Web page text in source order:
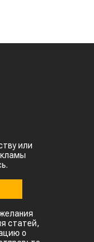
или
статей,
о